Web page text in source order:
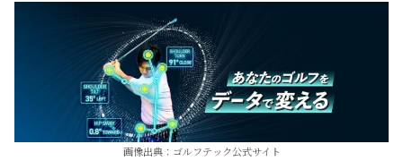
画像出典：ゴルフテック公式サイト